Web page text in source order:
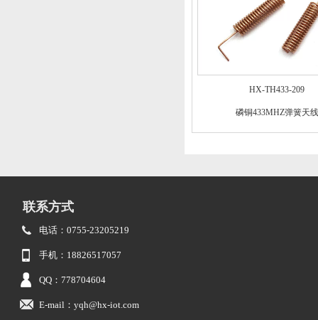
HX-TH433-209
磷铜433MHZ弹簧天线
联系方式
电话：0755-23205219
手机：18826517057
QQ：778704604
E-mail：yqh@hx-iot.com